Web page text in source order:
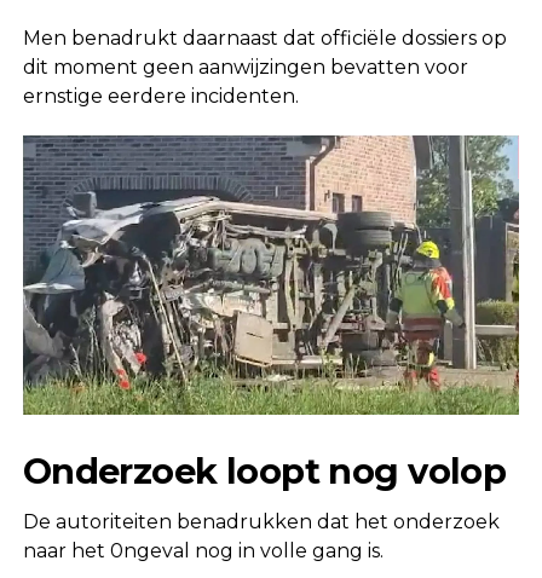
Men benadrukt daarnaast dat officiële dossiers op
dit moment geen aanwijzingen bevatten voor
ernstige eerdere incidenten.
Onderzoek loopt nog volop
De autoriteiten benadrukken dat het onderzoek
naar het 0ngeval nog in volle gang is.